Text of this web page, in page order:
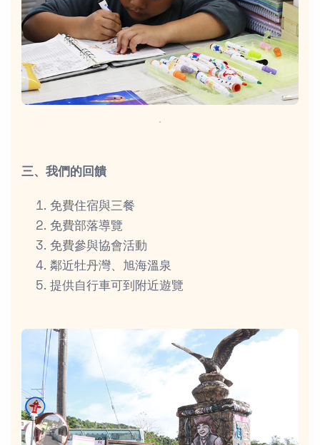
．
三、我們的回饋
免費住宿與三餐
免費部落導覽
免費參與協會活動
鄰近牡丹灣、旭海溫泉
提供自行車可到附近遊覽